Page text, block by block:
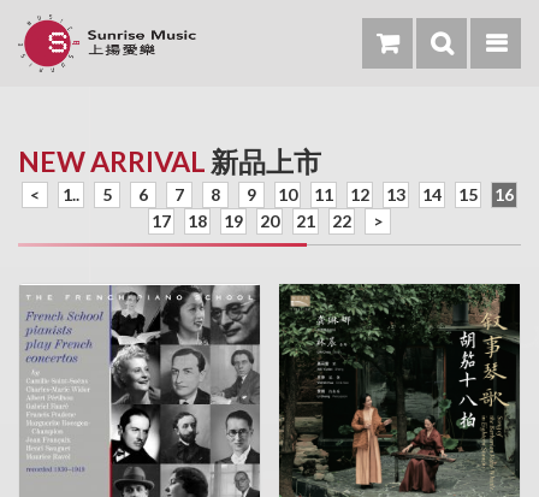
NEW ARRIVAL 新品上市
< 1.. 5 6 7 8 9 10 11 12 13 14 15
16
17
18 19 20 21 22 >